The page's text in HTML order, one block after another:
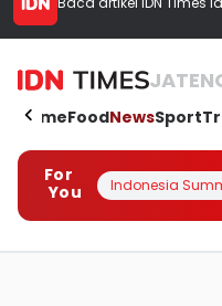
HomeFoodNewsSport
For
You
Indonesia